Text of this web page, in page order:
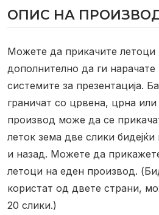
ОПИС НА
Можете да прикачите
дополнително да ги нарачате
системите за презентација.
граничат со црвена, црна или
производ може да се
леток зема две слики
и назад. Можете да
летоци на еден производ.
користат од двете страни,
20 слики.)